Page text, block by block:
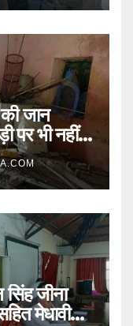
जान
पर भी नहीं
सिंह जीना
मेधावी